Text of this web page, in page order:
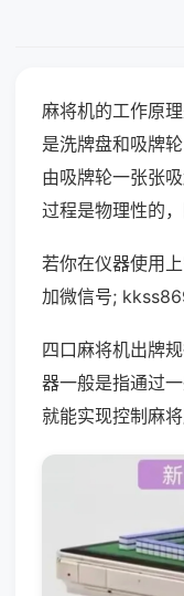
麻将机的工作原
是洗牌盘和吸牌
由吸牌轮一张张
过程是物理性的，
若你在仪器使用
加微信号;
四口麻将机出牌
器一般是指通过
就能实现控制麻